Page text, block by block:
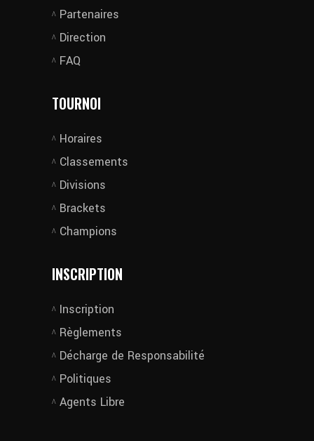
Partenaires
Direction
FAQ
TOURNOI
Horaires
Classements
Divisions
Brackets
Champions
INSCRIPTION
Inscription
Règlements
Décharge de Responsabilité
Politiques
Agents Libre